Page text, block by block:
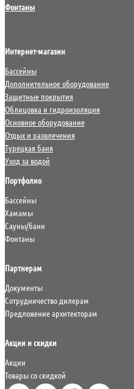
Фонтаны
Интернет-магазин
Бассейны
Дополнительное оборудование
Защитные покрытия
Облицовка и гидроизоляция
Основное оборудование
Отдых и развлечения
Турецкая баня
Уход за водой
Портфолио
Бассейны
Хамамы
Сауны/бани
Фонтаны
Партнерам
Документы
Сотрудничество дилерам
Предложение архитекторам
Акции и скидки
Акции
Товары со скидкой